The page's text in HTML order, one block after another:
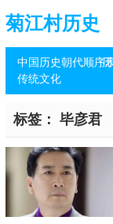
菊江村历史
中国历史朝代顺序
传统文化
标签： 毕彦君